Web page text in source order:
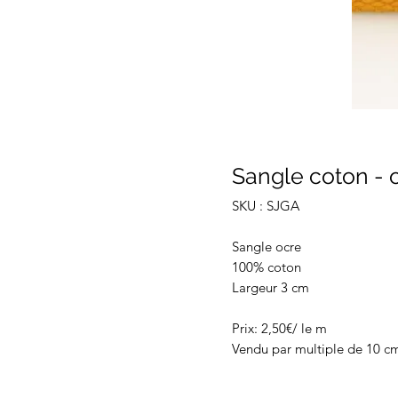
Sangle coton -
SKU : SJGA
Sangle ocre
100% coton
Largeur 3 cm
Prix: 2,50€/ le m
Vendu par multiple de 10